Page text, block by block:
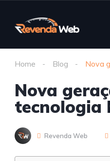
Home Blog Nova
Nova
tecnologia
Revenda Web